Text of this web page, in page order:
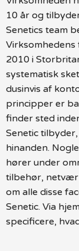
10 år og
Senetics team
2010 i
systematisk
dusinvis af
principper er
finder sted
Senetic
hinanden.
hører under
tilbehør,
om alle disse
Senetic. Via
specificere,